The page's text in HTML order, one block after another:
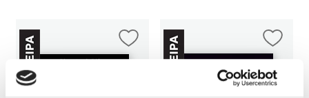
Cori Doerrfeld
Pierdomenico Baccalario
Δανάη Ιμπραχήμ